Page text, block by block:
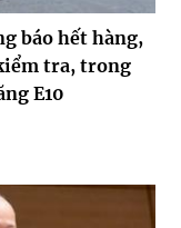
báo hết hàng,
tra, trong
E10